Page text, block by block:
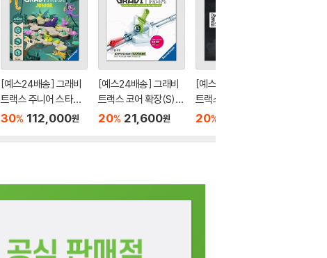
[예스24배송] 그래비
트랙스 주니어 스타터:
정글 / 보드게임
30% 112,000원
[예스24배송] 그래비
트랙스 코어 확장(S):
해머 / 마블런[8세이
20% 21,600원
[예스24배송] 그래비
트랙스 프로 확장(S):
릴리저 / 보드게임
20%